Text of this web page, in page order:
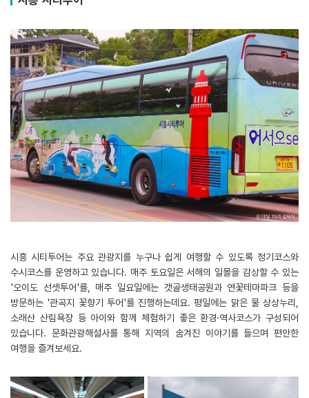
시흥 시티투어는 주요 관광지를 누구나 쉽게 여행할 수 있도록 정기코스와
수시코스를 운영하고 있습니다. 매주 토요일은 서해의 일몰을 감상할 수 있는
'오이도 선셋투어'를, 매주 일요일에는 갯골생태공원과 연꽃테마파크 등을
방문하는 '관곡지 꽃향기 투어'를 진행하는데요. 평일에는 맑은 물 상상누리,
소래산 산림욕장 등 아이와 함께 체험하기 좋은 환경·역사코스가 구성되어
있습니다. 문화관광해설사를 통해 지역의 숨겨진 이야기를 들으며 편안한
여행을 즐겨보세요.